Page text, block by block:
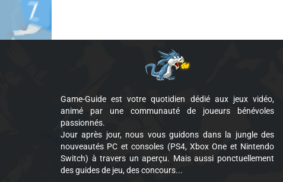
Game-Guide est votre quotidien dédié aux jeux vidéo,
animé par une communauté de joueurs bénévoles
passionnés.
Jour après jour, nous vous guidons dans la jungle des
nouveautés PC et consoles (PS4, Xbox One et Nintendo
Switch) à travers un aperçu. Mais aussi ponctuellement
des guides de jeu, des concours...